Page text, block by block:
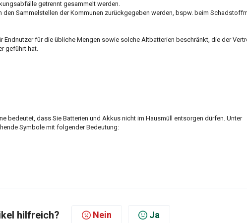
getrennt gesammelt werden.
den Sammelstellen der Kommunen zurückgegeben werden, bspw. beim
für die übliche Mengen sowie solche Altbatterien beschränkt, die der
geführt hat.
bedeutet, dass Sie Batterien und Akkus nicht im Hausmüll entsorgen dürfen. Unter
Symbole mit folgender Bedeutung:
hilfreich? Nein Ja